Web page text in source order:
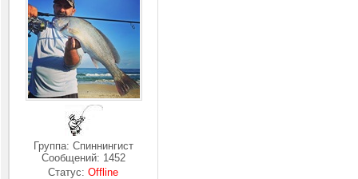
Группа: Спиннингист
Сообщений: 1452
Статус:Offline